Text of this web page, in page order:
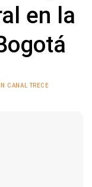
en la
CANAL TRECE